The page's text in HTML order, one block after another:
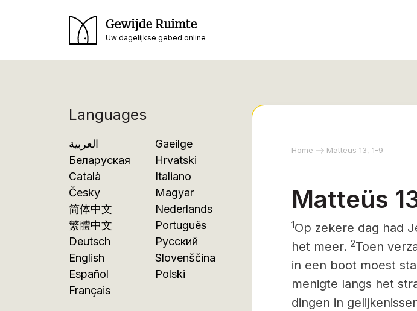
Gewijde Ruimte
Uw dagelijkse gebed online
Languages
العربية
Беларуская
Català
Česky
简体中文
繁體中文
Deutsch
English
Español
Français
Gaeilge
Hrvatski
Italiano
Magyar
Nederlands
Português
Русский
Slovenščina
Polski
Home Matteüs 13, 1-9
Matteüs
1Op zekere dag had
het meer. 2Toen
in een boot moest
menigte langs het
dingen in